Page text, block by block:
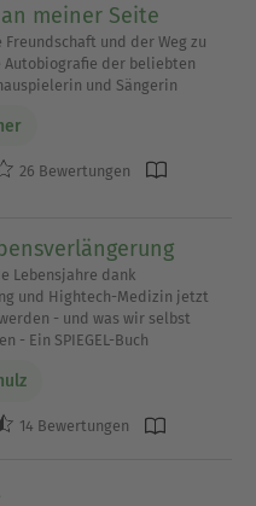
meiner Seite
Freundschaft und der Weg zu
der beliebten
und Sängerin
26 Bewertungen
Lebensjahre dank
und Hightech-Medizin jetzt
- und was wir selbst
- Ein SPIEGEL-Buch
14 Bewertungen